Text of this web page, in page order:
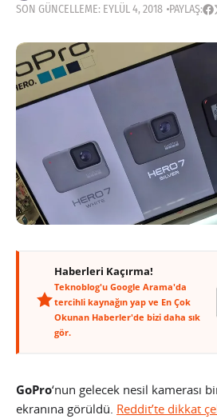
SON GÜNCELLEME: EYLÜL 4, 2018 PAYLAŞ:
Haberleri Kaçırma!
Teknoblog'u Google Arama'da
tercihli kaynağın yap ve En Çok
Okunan Haberler'de bizi daha sık
gör.
GoPro‘nun gelecek nesil kamerası
ekranına görüldü. Reddit’te dikkat